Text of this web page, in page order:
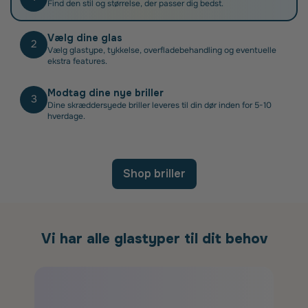
Find den stil og størrelse, der passer dig bedst.
2 Vælg dine glas
Vælg glastype, tykkelse, overfladebehandling og eventuelle
ekstra features.
3 Modtag dine nye briller
Dine skræddersyede briller leveres til din dør inden for 5-10
hverdage.
Shop briller
Vi har alle glastyper til dit behov